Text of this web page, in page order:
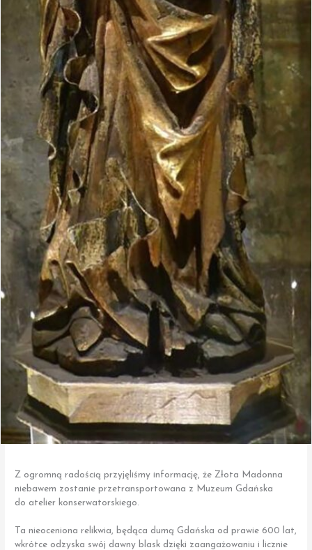
Z ogromną radością przyjęliśmy informację, że Złota Madonna
niebawem zostanie przetransportowana z Muzeum Gdańska
do atelier konserwatorskiego.
Ta nieoceniona relikwia, będąca dumą Gdańska od prawie 600 lat,
wkrótce odzyska swój dawny blask dzięki zaangażowaniu i licznie